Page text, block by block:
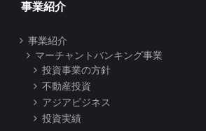
事業紹介
事業紹介
マーチャントバンキング事業
投資事業の方針
不動産投資
アジアビジネス
投資実績